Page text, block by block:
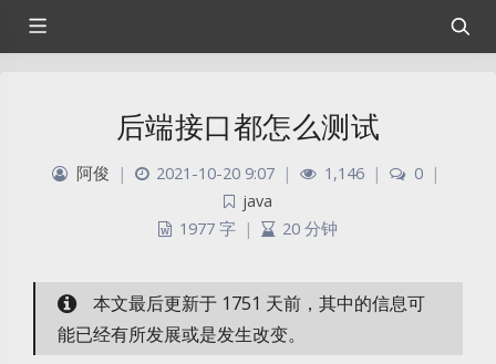
后端接口都怎么测试
阿俊 | 2021-10-20 9:07 | 1,146 | 0 |
java
1977 字 | 20 分钟
本文最后更新于 1751 天前，其中的信息可
能已经有所发展或是发生改变。